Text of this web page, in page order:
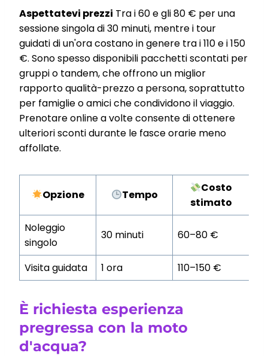
Aspettatevi prezzi Tra i 60 e gli 80 € per una
sessione singola di 30 minuti, mentre i tour
guidati di un'ora costano in genere tra i 110 e i 150
€. Sono spesso disponibili pacchetti scontati per
gruppi o tandem, che offrono un miglior
rapporto qualità-prezzo a persona, soprattutto
per famiglie o amici che condividono il viaggio.
Prenotare online a volte consente di ottenere
ulteriori sconti durante le fasce orarie meno
affollate.
Opzione Tempo
Costo
stimato
Noleggio
singolo
30 minuti 60–80 €
Visita guidata 1 ora 110–150 €
È richiesta esperienza
pregressa con la moto
d'acqua?